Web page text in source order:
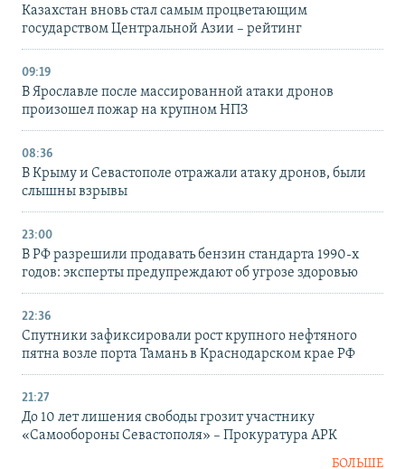
Казахстан вновь стал самым процветающим
государством Центральной Азии – рейтинг
09:19
В Ярославле после массированной атаки дронов
произошел пожар на крупном НПЗ
08:36
В Крыму и Севастополе отражали атаку дронов, были
слышны взрывы
23:00
В РФ разрешили продавать бензин стандарта 1990-х
годов: эксперты предупреждают об угрозе здоровью
22:36
Спутники зафиксировали рост крупного нефтяного
пятна возле порта Тамань в Краснодарском крае РФ
21:27
До 10 лет лишения свободы грозит участнику
«Самообороны Севастополя» – Прокуратура АРК
БОЛЬШЕ